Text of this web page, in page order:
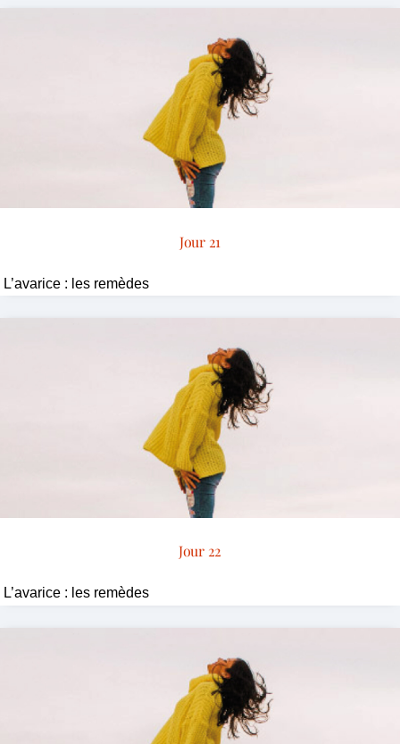
Jour 21
L’avarice : les remèdes
Jour 22
L’avarice : les remèdes